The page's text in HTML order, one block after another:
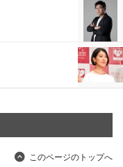
このページのトップへ